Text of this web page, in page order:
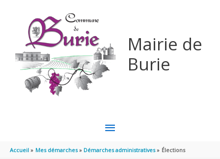
Mairie de
Burie
MENU
PRINCIPAL
Accueil Mes démarches Démarches administratives Élections